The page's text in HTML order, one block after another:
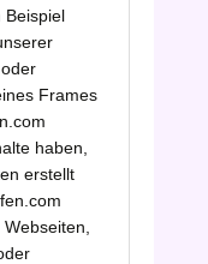
Beispiel
Frames
haben,
erstellt